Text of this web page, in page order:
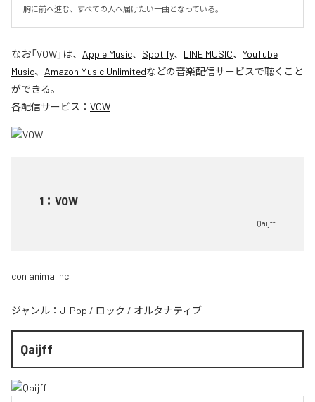
胸に前へ進む、すべての人へ届けたい一曲となっている。
なお「VOW」は、 Apple Music、 Spotify、 LINE MUSIC、 YouTube
Music、 Amazon Music Unlimitedなどの音楽配信サービスで聴くこと
ができる。
各配信サービス： VOW
1 ： VOW
Qaijff
con anima inc.
ジャンル： J-Pop / ロック / オルタナティブ
Qaijff